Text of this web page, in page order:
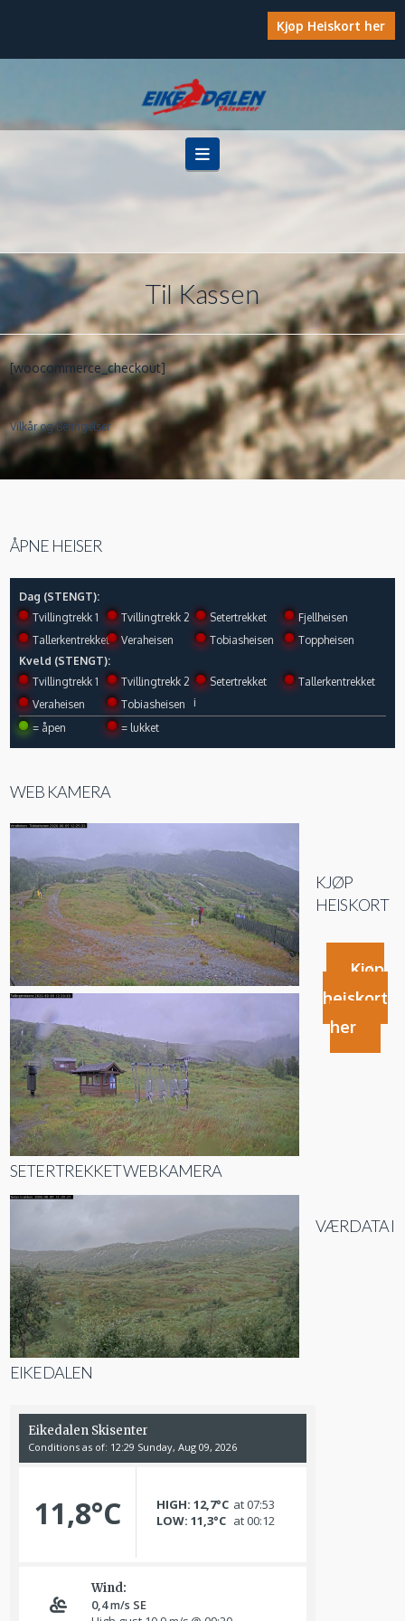
Kjøp Heiskort her
Navigation
Til Kassen
[woocommerce_checkout]
Vilkår og Betingelser
ÅPNE HEISER
Dag (STENGT):
Tvillingtrekk 1
Tvillingtrekk 2 Setertrekket
Fjellheisen
Tallerkentrekket
Veraheisen Tobiasheisen
Toppheisen
Kveld (STENGT):
Tvillingtrekk 1
Tvillingtrekk 2 Setertrekket
Tallerkentrekket
Veraheisen
Tobiasheisen
i
= åpen
= lukket
WEB KAMERA
KJØP
HEISKORT
Kjøp
heiskort
her
SETERTREKKET WEBKAMERA
VÆRDATA I
EIKEDALEN